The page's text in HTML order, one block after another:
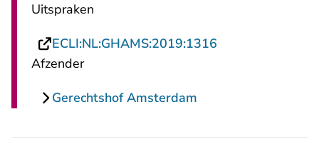
Uitspraken
ECLI:NL:GHAMS:2019:1316
Afzender
Gerechtshof Amsterdam